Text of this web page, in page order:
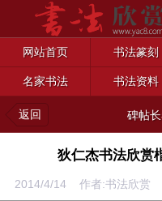
网站首页 书法篆刻
名家书法 书法资料
返回 碑帖
狄仁杰书法欣赏
2014/4/14 作者:书法欣赏